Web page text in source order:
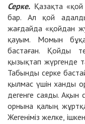
Серке. Қазақта
бар. Ал қой
жағдайда «қойдан
қауым. Момын
бастаған. Қойды
қызықтап жүргенде
Табынды серке
қылмас үшін ханды
дегенге саяды. Ақын
орнына қалың
Жегеніміз желке,